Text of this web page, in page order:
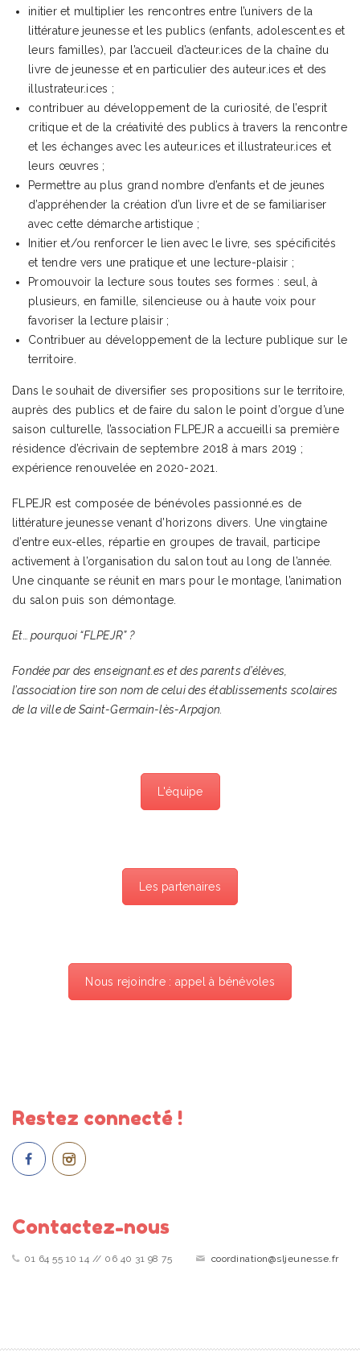
initier et multiplier les rencontres entre l’univers de la
littérature jeunesse et les publics (enfants, adolescent.es et
leurs familles), par l’accueil d’acteur.ices de la chaîne du
livre de jeunesse et en particulier des auteur.ices et des
illustrateur.ices ;
contribuer au développement de la curiosité, de l’esprit
critique et de la créativité des publics à travers la rencontre
et les échanges avec les auteur.ices et illustrateur.ices et
leurs œuvres ;
Permettre au plus grand nombre d’enfants et de jeunes
d’appréhender la création d’un livre et de se familiariser
avec cette démarche artistique ;
Initier et/ou renforcer le lien avec le livre, ses spécificités
et tendre vers une pratique et une lecture-plaisir ;
Promouvoir la lecture sous toutes ses formes : seul, à
plusieurs, en famille, silencieuse ou à haute voix pour
favoriser la lecture plaisir ;
Contribuer au développement de la lecture publique sur le
territoire.
Dans le souhait de diversifier ses propositions sur le territoire,
auprès des publics et de faire du salon le point d’orgue d’une
saison culturelle, l’association FLPEJR a accueilli sa première
résidence d’écrivain de septembre 2018 à mars 2019 ;
expérience renouvelée en 2020-2021.
FLPEJR est composée de bénévoles passionné.es de
littérature jeunesse venant d’horizons divers. Une vingtaine
d’entre eux-elles, répartie en groupes de travail, participe
activement à l’organisation du salon tout au long de l’année.
Une cinquante se réunit en mars pour le montage, l’animation
du salon puis son démontage.
Et… pourquoi “FLPEJR” ?
Fondée par des enseignant.es et des parents d’élèves,
l’association tire son nom de celui des établissements scolaires
de la ville de Saint-Germain-lès-Arpajon.
L'équipe
Les partenaires
Nous rejoindre : appel à bénévoles
Restez connecté !
Contactez-nous
01 64 55 10 14 // 06 40 31 98 75 coordination@sljeunesse.fr